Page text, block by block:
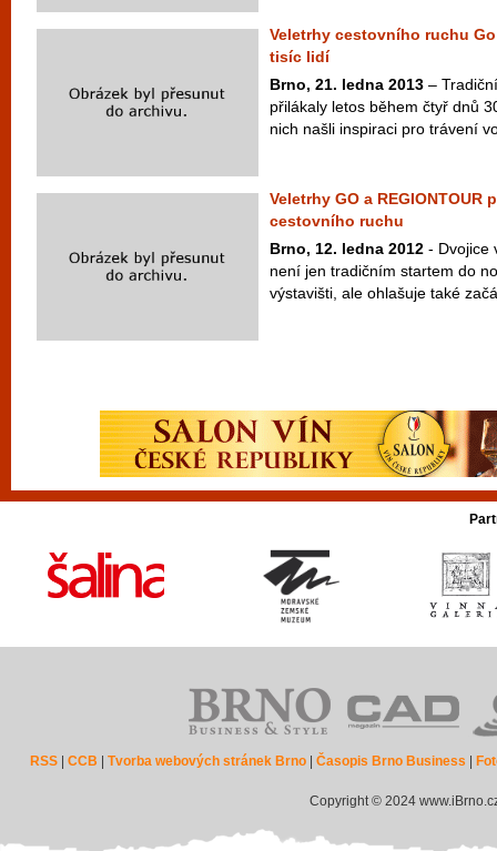
Veletrhy cestovního ruchu
tisíc lidí
Brno, 21. ledna 2013 –
přilákaly letos během čtyř dnů
nich našli inspiraci pro trávení
Veletrhy GO a REGIONTOUR
cestovního ruchu
Brno, 12. ledna 2012 - Dvojice
není jen tradičním startem do
výstavišti, ale ohlašuje také
RSS |CCB |Tvorba webových stránek Brno |Časopis Brno Business
Copyright © 2024